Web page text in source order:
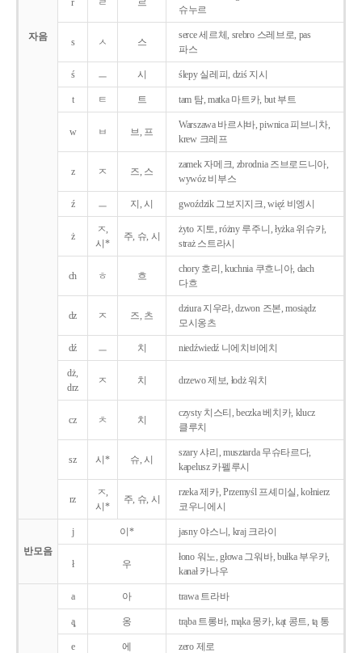
자음
r ㄹ 르
슈누르
s ㅅ 스
serce 세르체, srebro 스레브로, pas
파스
ś ㅡ 시 ślepy 실레피, dziś 지시
t ㅌ 트 tam 탐, matka 마트카, but 부트
w ㅂ 브, 프
Warszawa 바르샤바, piwnica 피브니차,
krew 크레프
z ㅈ 즈, 스
zamek 자메크, zbrodnia 즈브로드니아,
wywóz 비부스
ź ㅡ 지, 시 gwoździk 그보지지크, więź 비엥시
ż
ㅈ,
시*
주, 슈, 시
żyto 지토, różny 루주니, łyżka 위슈카,
straż 스트라시
ch ㅎ 흐
chory 호리, kuchnia 쿠흐니아, dach
다흐
dz ㅈ 즈, 츠
dziura 지우라, dzwon 즈본, mosiądz
모시옹츠
dź ㅡ 치 niedźwiedź 니에치비에치
dż,
drz
ㅈ 치 drzewo 제보, łodż 워치
cz ㅊ 치
czysty 치스티, beczka 베치카, klucz
클루치
sz 시* 슈, 시
szary 샤리, musztarda 무슈타르다,
kapelusz 카펠루시
rz
ㅈ,
시*
주, 슈, 시
rzeka 제카, Przemyśl 프셰미실, kołnierz
코우니에시
반모음
j 이* jasny 야스니, kraj 크라이
ł 우
łono 워노, głowa 그워바, bułka 부우카,
kanał 카나우
a 아 trawa 트라바
ą̨ 옹 trąba 트롱바, mąka 몽카, kąt 콩트, tą 통
e 에 zero 제로